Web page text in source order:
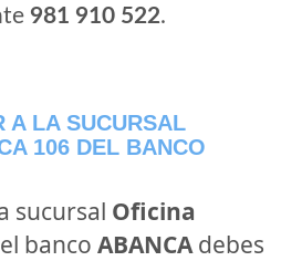
981 910 522.
A LA SUCURSAL
106 DEL BANCO
sucursal Oficina
banco ABANCAdebes